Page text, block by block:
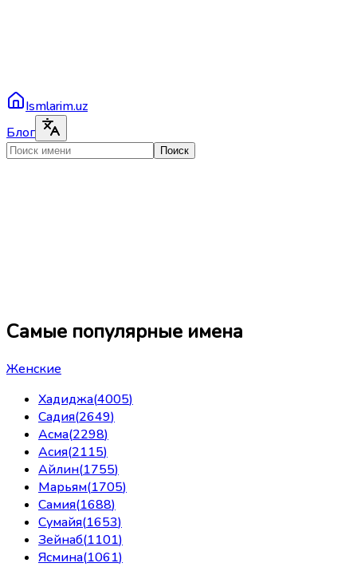
Ismlarim.uz
Блог
Поиск
Самые популярные имена
Женские
Хадиджа(4005)
Садия(2649)
Асма(2298)
Асия(2115)
Айлин(1755)
Марьям(1705)
Самия(1688)
Сумайя(1653)
Зейнаб(1101)
Ясмина(1061)